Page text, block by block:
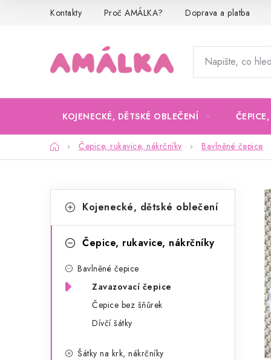
Kontakty Proč AMÁLKA? Doprava a platba
KOJENECKÉ, DĚTSKÉ OBLEČENÍ
DomůČepice, rukavice, nákrčníky Bavlněné čepice
okategorie
a
Kojenecké, dětské oblečení
Čepice, rukavice, nákrčníky
Bavlněné čepice
Zavazovací čepice
Čepice bez šňůrek
Dívčí šátky
Šátky na krk, nákrčníky